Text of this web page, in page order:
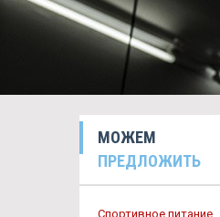
МОЖЕМ
ПРЕДЛОЖИТЬ
Спортивное питание